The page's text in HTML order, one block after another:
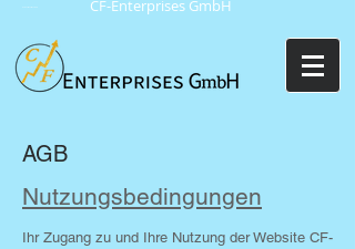
CF-Enterprises GmbH
AGB
Nutzungsbedingungen
Ihr Zugang zu und Ihre Nutzung der Website CF-